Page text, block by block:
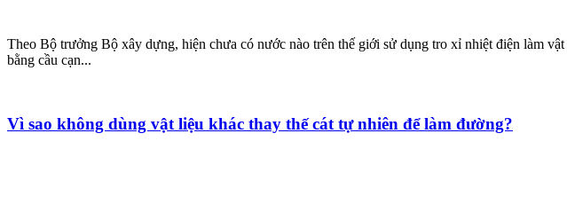
Theo Bộ trưởng Bộ xây dựng, hiện chưa có nước nào trên thế giới sử dụng tro xỉ nhiệt điện làm
bằng cầu cạn...
Vì sao không dùng vật liệu khác thay thế cát tự nhiên để làm đường?